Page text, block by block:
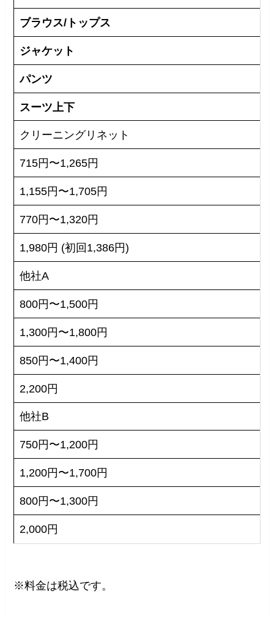
ブラウス/ トップス
ジャケット
パンツ
スーツ上下
クリーニングリネット
715円〜1,265円
1,155円〜1,705円
770円〜1,320円
1,980円 (初回1,386円)
他社A
800円〜1,500円
1,300円〜1,800円
850円〜1,400円
2,200円
他社B
750円〜1,200円
1,200円〜1,700円
800円〜1,300円
2,000円
※料金は税込です。